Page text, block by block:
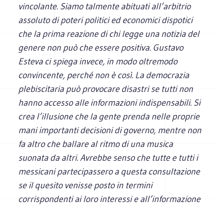
vincolante. Siamo talmente abituati all’arbitrio
assoluto di poteri politici ed economici dispotici
che la prima reazione di chi legge una notizia del
genere non può che essere positiva. Gustavo
Esteva ci spiega invece, in modo oltremodo
convincente, perché non è così. La democrazia
plebiscitaria può provocare disastri se tutti non
hanno accesso alle informazioni indispensabili. Si
crea l’illusione che la gente prenda nelle proprie
mani importanti decisioni di governo, mentre non
fa altro che ballare al ritmo di una musica
suonata da altri. Avrebbe senso che tutte e tutti i
messicani partecipassero a questa consultazione
se il quesito venisse posto in termini
corrispondenti ai loro interessi e all’informazione